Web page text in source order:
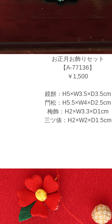
お正月お飾りセット
【A-77136】
￥1,500
鏡餅：H5×W3.5×D3.5cm
門松：H5.5×W4×D2.5cm
梅飾：H2×W3.3×D1cm
三ツ俵：H2×W2×D1.5cm